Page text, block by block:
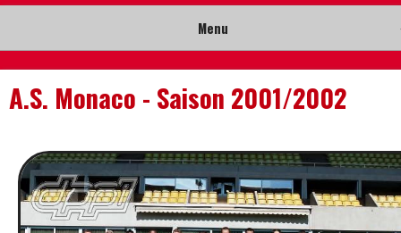
Menu
Accueil
Nouveautés
Musée
A.S. Monaco - Saison 2001/2002